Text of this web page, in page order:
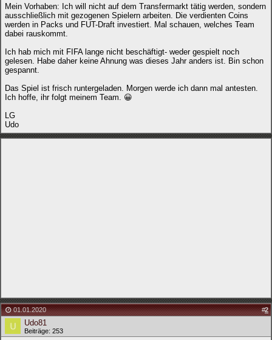
Mein Vorhaben: Ich will nicht auf dem Transfermarkt tätig werden, sondern
ausschließlich mit gezogenen Spielern arbeiten. Die verdienten Coins
werden in Packs und FUT-Draft investiert. Mal schauen, welches Team
dabei rauskommt.
Ich hab mich mit FIFA lange nicht beschäftigt- weder gespielt noch
gelesen. Habe daher keine Ahnung was dieses Jahr anders ist. Bin schon
gespannt.
Das Spiel ist frisch runtergeladen. Morgen werde ich dann mal antesten.
Ich hoffe, ihr folgt meinem Team. 😀
LG
Udo
01.01.2020 #2
Udo81
Beiträge: 253